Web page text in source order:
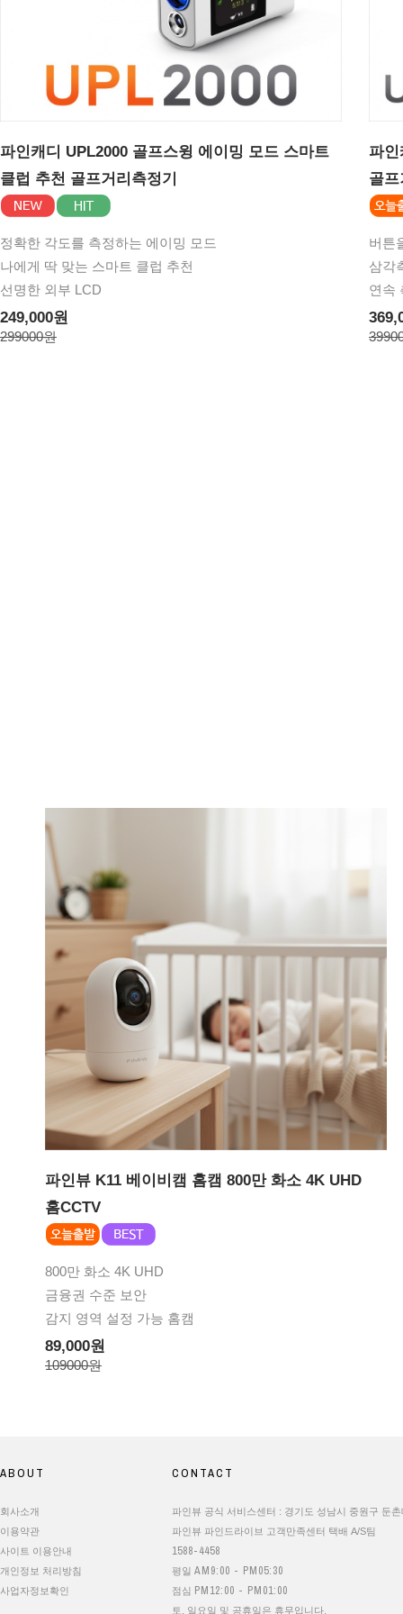
파인캐디 UPL2000 골프스윙 에이밍 모드 스마트
클럽 추천 골프거리측정기
정확한 각도를 측정하는 에이밍 모드
나에게 딱 맞는 스마트 클럽 추천
선명한 외부 LCD
249,000원
299000원
파
골
버튼
삼각
연속
파인뷰 K11 베이비캠 홈캠 800만 화소 4K UHD
홈CCTV
800만 화소 4K UHD
금융권 수준 보안
감지 영역 설정 가능 홈캠
89,000원
109000원
ABOUT
회사소개
이용약관
사이트 이용안내
개인정보 처리방침
사업자정보확인
CONTACT
파인뷰 공식 서비스센터 : 경기도 성남시 중원구 둔
파인뷰 파인드라이브 고객만족센터 택배 A/S팀
1588-4458
평일 AM9:00 - PM05:30
점심 PM12:00 - PM01:00
토, 일요일 및 공휴일은 휴무입니다.